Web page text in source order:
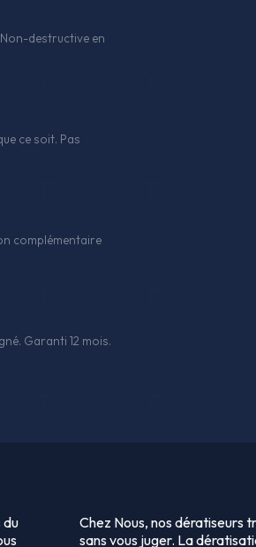
destructive en
ce soit. Pas
complémentaire
Garanti 12 mois.
du
Chez Nous, nos dératiseurs
sans vous juger. La